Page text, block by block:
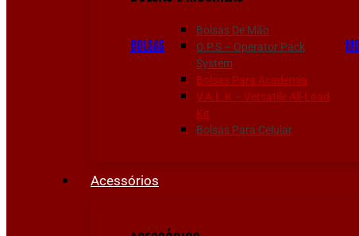
BOLSAS
Bolsas De Mão
O.P.S – Operator Pack
System
Bolsas Para Academia
V.A.L.K – Versatile All-Load
Kit
Bolsas Para Celular
Acessórios